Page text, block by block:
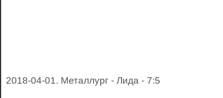
2018-04-01. Металлург - Лида - 7:5